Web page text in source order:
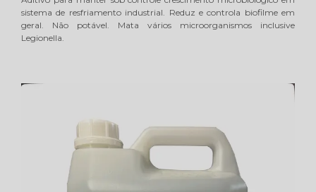
sistema de resfriamento industrial. Reduz e controla biofilme em
geral. Não potável. Mata vários microorganismos inclusive
Legionella.